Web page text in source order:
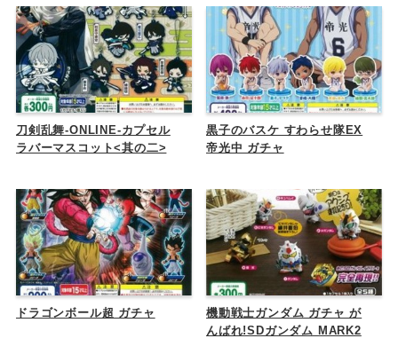
刀剣乱舞-ONLINE-カプセル
ラバーマスコット<其の二>
黒子のバスケ すわらせ隊EX
帝光中 ガチャ
ドラゴンボール超 ガチャ
機動戦士ガンダム ガチャ が
んばれ!SDガンダム MARK2